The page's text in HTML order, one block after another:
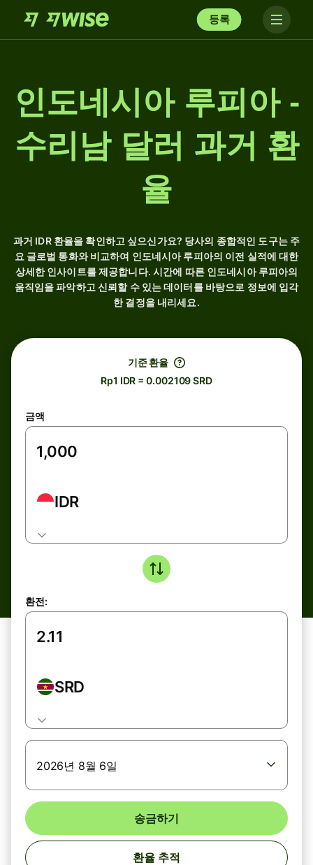
등록
인도네시아 루피아 -
수리남 달러 과거 환
율
과거 IDR 환율을 확인하고 싶으신가요? 당사의 종합적인 도구는 주
요 글로벌 통화와 비교하여 인도네시아 루피아의 이전 실적에 대한
상세한 인사이트를 제공합니다. 시간에 따른 인도네시아 루피아의
움직임을 파악하고 신뢰할 수 있는 데이터를 바탕으로 정보에 입각
한 결정을 내리세요.
기준 환율
Rp1 IDR = 0.002109 SRD
금액
IDR
환전:
SRD
2026년 8월 6일
송금하기
환율 추적